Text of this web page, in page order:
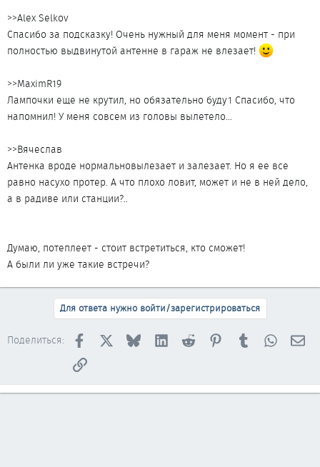
>>Alex Selkov
Спасибо за подсказку! Очень нужный для меня момент - при
полностью выдвинутой антенне в гараж не влезает!
>>MaximR19
Лампочки еще не крутил, но обязательно буду1 Спасибо, что
напомнил! У меня совсем из головы вылетело...
>>Вячеслав
Антенка вроде нормальновылезает и залезает. Но я ее все
равно насухо протер. А что плохо ловит, может и не в ней дело,
а в радиве или станции?..
Думаю, потеплеет - стоит встретиться, кто сможет!
А были ли уже такие встречи?
Для ответа нужно войти/зарегистрироваться
Поделиться: Facebook BlueskyLinkedInReddit PinterestTumblr
Ссылка